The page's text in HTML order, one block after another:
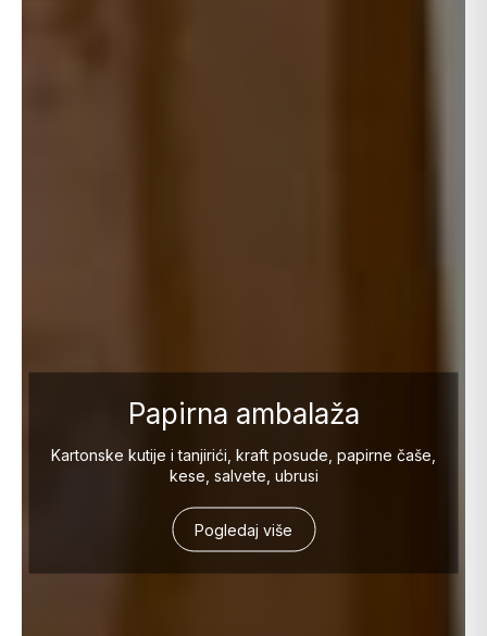
Papirna ambalaža
Kartonske kutije i tanjirići, kraft posude, papirne čaše,
kese, salvete, ubrusi
Pogledaj više